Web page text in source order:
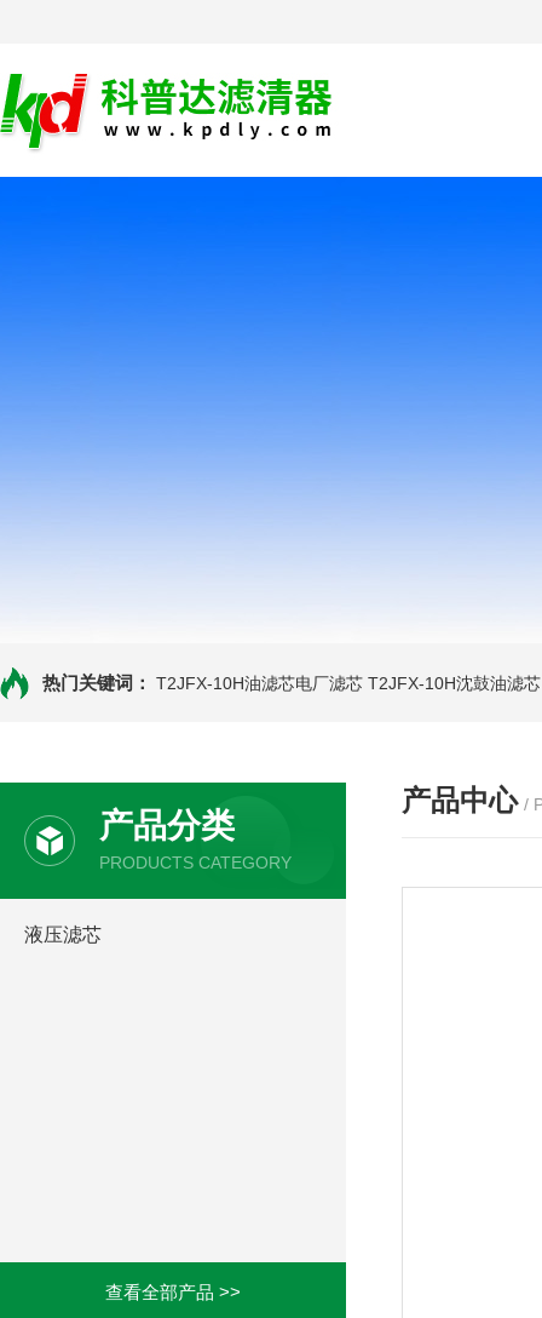
热门关键词： T2JFX-10H油滤芯电厂滤芯 T2JFX-10H沈鼓油滤芯
产品分类
PRODUCTS CATEGORY
液压滤芯
查看全部产品 >>
产品中心 /